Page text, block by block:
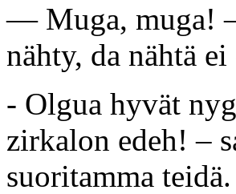
— Muga, muga!
nähty, da nähtä
- Olgua hyvät
zirkalon edeh! –
suoritamma teidä.